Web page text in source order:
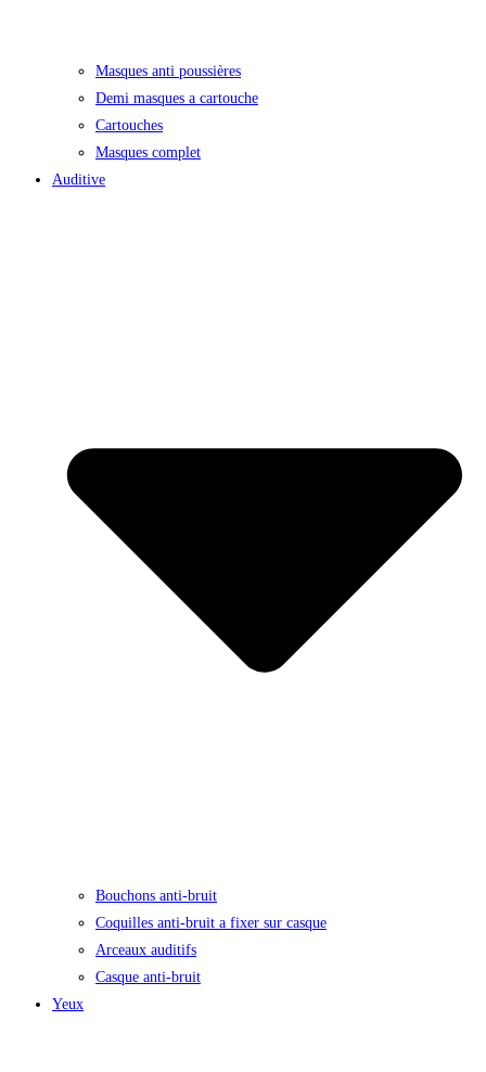
Masques anti poussières
Demi masques a cartouche
Cartouches
Masques complet
Auditive
Bouchons anti-bruit
Coquilles anti-bruit a fixer sur casque
Arceaux auditifs
Casque anti-bruit
Yeux